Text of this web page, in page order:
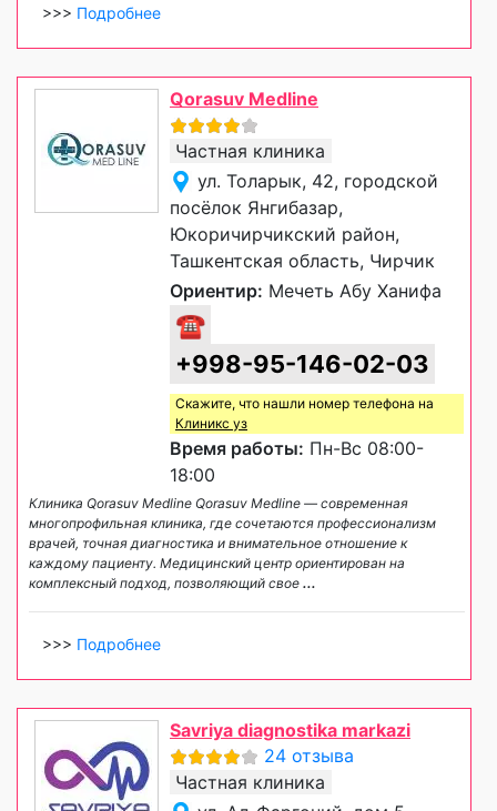
>>> Подробнее
Qorasuv Medline
Частная клиника
ул. Толарык, 42, городской
посёлок Янгибазар,
Юкоричирчикский район,
Ташкентская область, Чирчик
Ориентир: Мечеть Абу Ханифа
☎
+998-95-146-02-03
Скажите, что нашли номер телефона на
Клиникс уз
Время работы: Пн-Вс 08:00-
18:00
Клиника Qorasuv Medline Qorasuv Medline — современная
многопрофильная клиника, где сочетаются профессионализм
врачей, точная диагностика и внимательное отношение к
каждому пациенту. Медицинский центр ориентирован на
комплексный подход, позволяющий свое ...
>>> Подробнее
Savriya diagnostika markazi
24 отзыва
Частная клиника